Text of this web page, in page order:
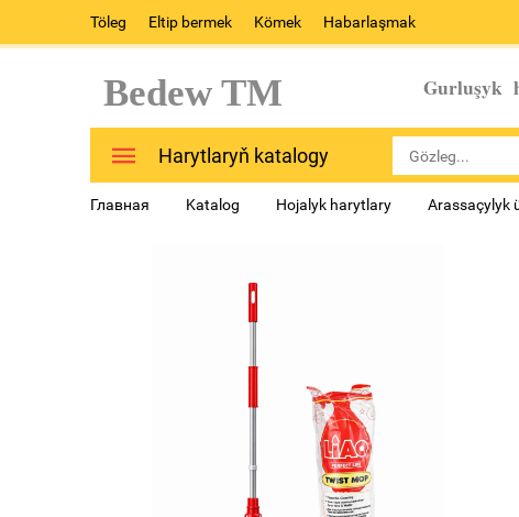
Töleg Eltip bermek Kömek Habarlaşmak
Bedew TM Gurluşyk
Harytlaryň katalogy
Главная Katalog Hojalyk harytlary Arassaçylyk